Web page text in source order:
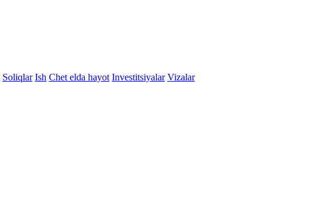
Soliqlar Ish Chet elda hayot Investitsiyalar Vizalar